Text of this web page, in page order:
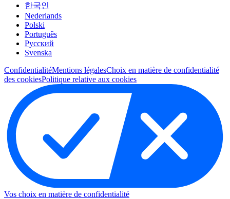
한국인
Nederlands
Polski
Português
Pусский
Svenska
ConfidentialitéMentions légalesChoix en matière de confidentialité
des cookiesPolitique relative aux cookies
Vos choix en matière de confidentialité